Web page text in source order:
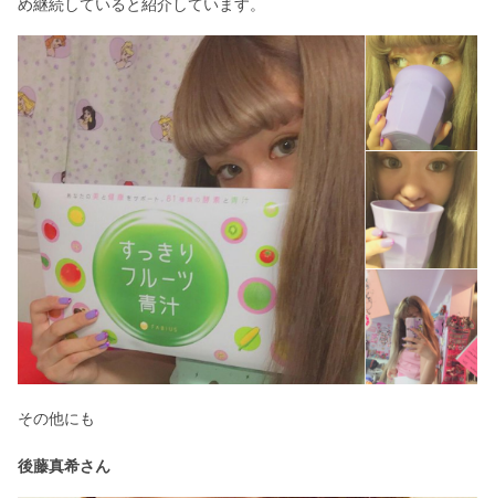
め継続していると紹介しています。
その他にも
後藤真希さん